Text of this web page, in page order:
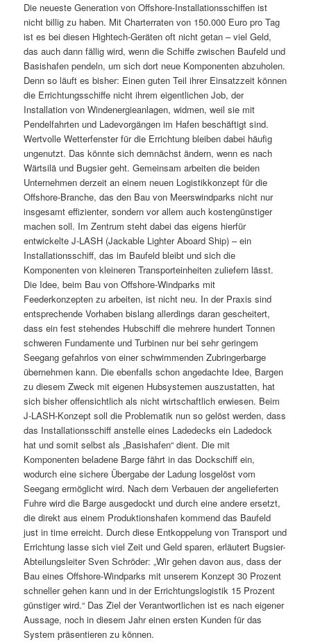
Die neueste Generation von Offshore-Installationsschiffen ist
nicht billig zu haben. Mit Charterraten von 150.000 Euro pro Tag
ist es bei diesen Hightech-Geräten oft nicht getan – viel Geld,
das auch dann fällig wird, wenn die Schiffe zwischen Baufeld und
Basishafen pendeln, um sich dort neue Komponenten abzuholen.
Denn so läuft es bisher: Einen guten Teil ihrer Einsatzzeit können
die Errichtungsschiffe nicht ihrem eigentlichen Job, der
Installation von Windenergieanlagen, widmen, weil sie mit
Pendelfahrten und Ladevorgängen im Hafen beschäftigt sind.
Wertvolle Wetterfenster für die Errichtung bleiben dabei häufig
ungenutzt. Das könnte sich demnächst ändern, wenn es nach
Wärtsilä und Bugsier geht. Gemeinsam arbeiten die beiden
Unternehmen derzeit an einem neuen Logistikkonzept für die
Offshore-Branche, das den Bau von Meerswindparks nicht nur
insgesamt effizienter, sondern vor allem auch kostengünstiger
machen soll. Im Zentrum steht dabei das eigens hierfür
entwickelte J-LASH (Jackable Lighter Aboard Ship) – ein
Installationsschiff, das im Baufeld bleibt und sich die
Komponenten von kleineren Transporteinheiten zuliefern lässt.
Die Idee, beim Bau von Offshore-Windparks mit
Feederkonzepten zu arbeiten, ist nicht neu. In der Praxis sind
entsprechende Vorhaben bislang allerdings daran gescheitert,
dass ein fest stehendes Hubschiff die mehrere hundert Tonnen
schweren Fundamente und Turbinen nur bei sehr geringem
Seegang gefahrlos von einer schwimmenden Zubringerbarge
übernehmen kann. Die ebenfalls schon angedachte Idee, Bargen
zu diesem Zweck mit eigenen Hubsystemen auszustatten, hat
sich bisher offensichtlich als nicht wirtschaftlich erwiesen. Beim
J-LASH-Konzept soll die Problematik nun so gelöst werden, dass
das Installationsschiff anstelle eines Ladedecks ein Ladedock
hat und somit selbst als „Basishafen“ dient. Die mit
Komponenten beladene Barge fährt in das Dockschiff ein,
wodurch eine sichere Übergabe der Ladung losgelöst vom
Seegang ermöglicht wird. Nach dem Verbauen der angelieferten
Fuhre wird die Barge ausgedockt und durch eine andere ersetzt,
die direkt aus einem Produktionshafen kommend das Baufeld
just in time erreicht. Durch diese Entkoppelung von Transport und
Errichtung lasse sich viel Zeit und Geld sparen, erläutert Bugsier-
Abteilungsleiter Sven Schröder: „Wir gehen davon aus, dass der
Bau eines Offshore-Windparks mit unserem Konzept 30 Prozent
schneller gehen kann und in der Errichtungslogistik 15 Prozent
günstiger wird.“ Das Ziel der Verantwortlichen ist es nach eigener
Aussage, noch in diesem Jahr einen ersten Kunden für das
System präsentieren zu können.